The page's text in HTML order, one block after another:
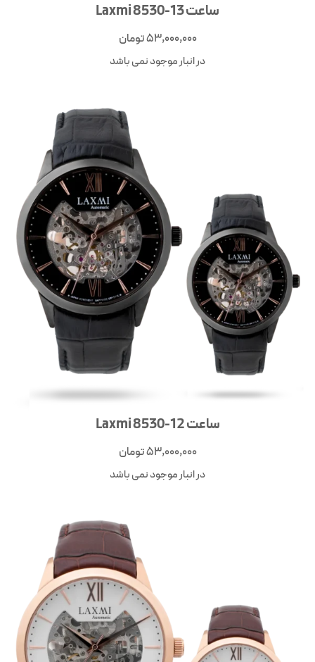
ساعت Laxmi 8530-13
53,000,000تومان
در انبار موجود نمی باشد
ساعت Laxmi 8530-12
53,000,000تومان
در انبار موجود نمی باشد